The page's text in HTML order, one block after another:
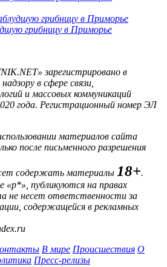
грибницу в Приморье
зарегистрировано в
в сфере связи,
и массовых коммуникаций
года. Регистрационный номер ЭЛ
материалов сайта
после письменного разрешения
содержать материалы 18+.
публикуются на правах
не несет ответственности за
содержащейся в рекламных
В мире Происшествия О
Пресс-релизы